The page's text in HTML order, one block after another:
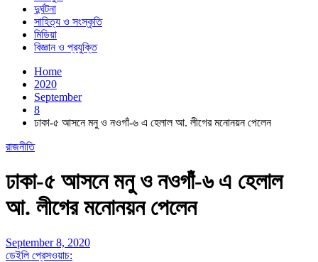
দুর্ঘটনা
সাহিত্য ও সংস্কৃতি
মিডিয়া
বিজ্ঞান ও প্রযুক্তি
Home
2020
September
8
ঢাকা-৫ আসনে মনু ও নওগাঁ-৬ এ হেলাল আ. লীগের মনোনয়ন পেলেন
রাজনীতি
ঢাকা-৫ আসনে মনু ও নওগাঁ-৬ এ হেলাল
আ. লীগের মনোনয়ন পেলেন
September 8, 2020
ডেইলি প্রেসওয়াচ: